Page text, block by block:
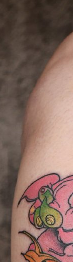
打造国
站搞定！回复相
案尽在其中！